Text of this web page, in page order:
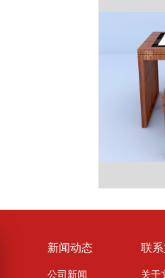
新闻动态
公司新闻
联
关于